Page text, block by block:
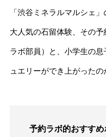
「渋谷ミネラルマルシェ
大人気の石留体験、その
ラボ部員）と、小学生の
ュエリーができ上がったの
予約ラボ的おすすめ